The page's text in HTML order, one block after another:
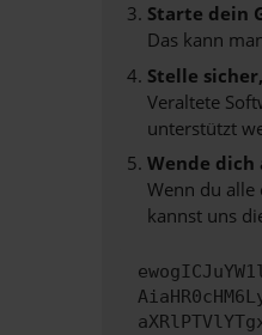
Starte dein
Das kann
Stelle
Veraltete
unterstützt
Wende
Wenn du alle
kannst uns